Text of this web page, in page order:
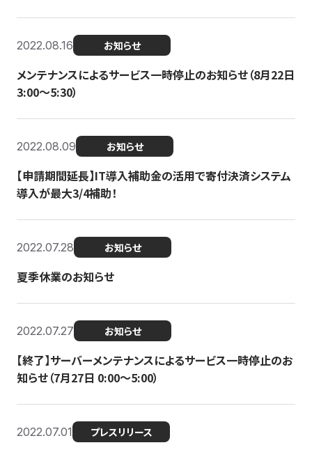
2022.08.16 お知らせ
メンテナンスによるサービス一時停止のお知らせ（8月22日
3:00〜5:30）
2022.08.09 お知らせ
【申請期間延長】IT導入補助金の活用で寄付決済システム
導入が最大3/4補助！
2022.07.28 お知らせ
夏季休業のお知らせ
2022.07.27 お知らせ
【終了】サーバーメンテナンスによるサービス一時停止のお
知らせ（7月27日 0:00〜5:00）
2022.07.01 プレスリリース